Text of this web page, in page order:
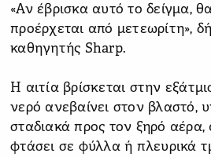
«Αν έβρισκα αυτό το δείγμα,
προέρχεται από μετεωρίτη»,
καθηγητής Sharp.
Η αιτία βρίσκεται στην
νερό ανεβαίνει στον βλαστό,
σταδιακά προς τον ξηρό αέρα,
φτάσει σε φύλλα ή πλευρικά